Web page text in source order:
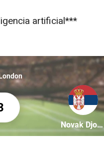
artificial***
2 Novak Djokovic 3
Partícipe:
Novak Djokovic